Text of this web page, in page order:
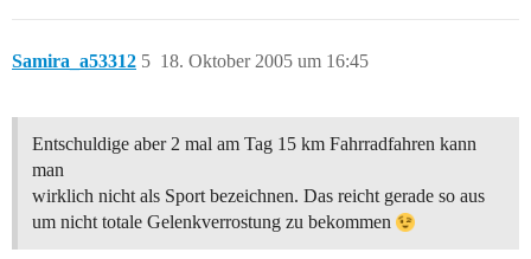
Samira_a53312 18. Oktober 2005 um 16:45
5
Entschuldige aber 2 mal am Tag 15 km Fahrradfahren kann
man
wirklich nicht als Sport bezeichnen. Das reicht gerade so aus
um nicht totale Gelenkverrostung zu bekommen